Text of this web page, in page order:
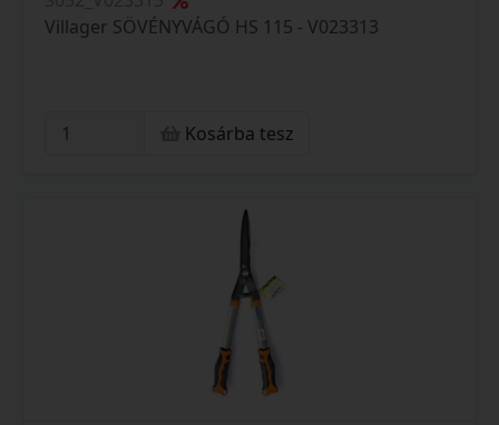
Villager SÖVÉNYVÁGÓ HS 115 - V023313
Kosárba tesz